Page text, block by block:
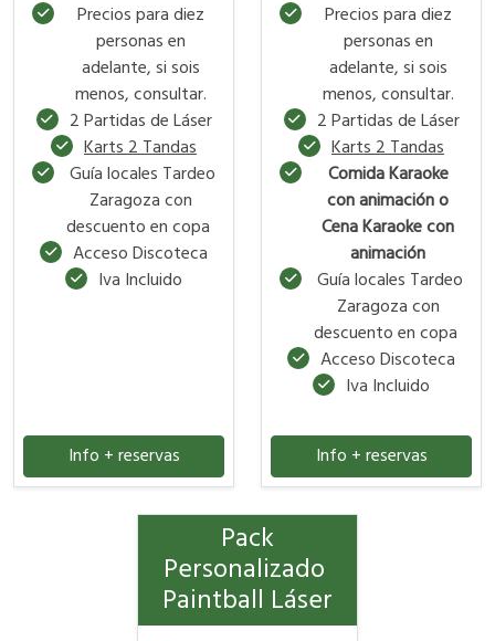
Precios para diez
personas en
adelante, si sois
menos, consultar.
2 Partidas de Láser
Karts 2 Tandas
Guía locales Tardeo
Zaragoza con
descuento en copa
Acceso Discoteca
Iva Incluido
Info + reservas
Precios para diez
personas en
adelante, si sois
menos, consultar.
2 Partidas de Láser
Karts 2 Tandas
Comida Karaoke
con animación o
Cena Karaoke con
animación
Guía locales Tardeo
Zaragoza con
descuento en copa
Acceso Discoteca
Iva Incluido
Info + reservas
Pack
Personalizado
Paintball Láser